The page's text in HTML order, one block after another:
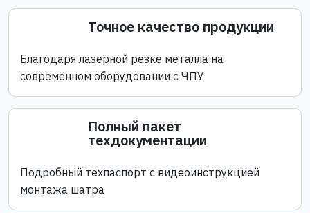
Точное качество продукции
Благодаря лазерной резке металла на
современном оборудовании с ЧПУ
Полный пакет
техдокументации
Подробный техпаспорт с видеоинструкцией
монтажа шатра